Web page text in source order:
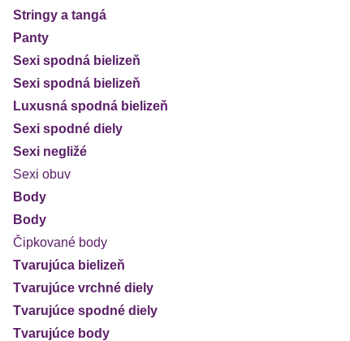
Stringy a tangá
Panty
Sexi spodná bielizeň
Sexi spodná bielizeň
Luxusná spodná bielizeň
Sexi spodné diely
Sexi negližé
Sexi obuv
Body
Body
Čipkované body
Tvarujúca bielizeň
Tvarujúce vrchné diely
Tvarujúce spodné diely
Tvarujúce body